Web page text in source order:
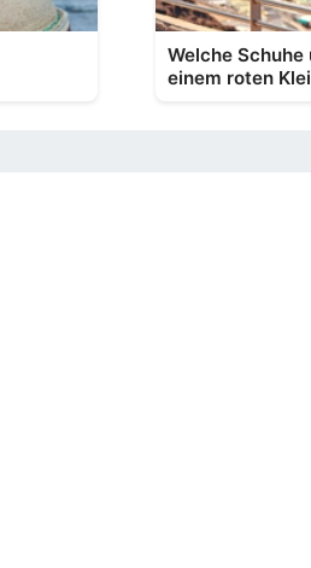
Welche
einem roten